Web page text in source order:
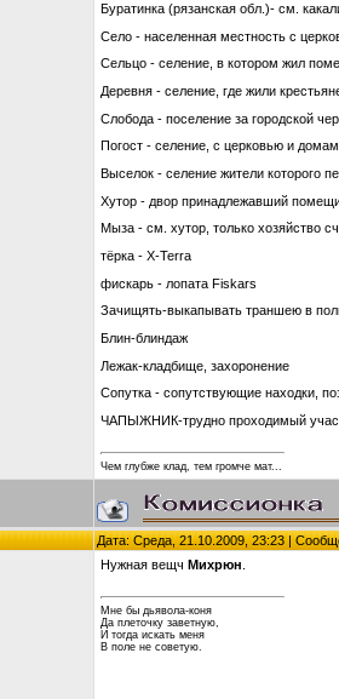
Буратинка (рязанская обл.)- см.
Село - населенная местность с
Сельцо - селение, в котором жил
Деревня - селение, где жили
Слобода - поселение за городской
Погост - селение, с церковью и
Выселок - селение жители которого
Хутор - двор принадлежавший
Мыза - см. хутор, только хозяйство
тёрка - X-Terra
фискарь - лопата Fiskars
Зачищять-выкапывать траншею в
Блин-блиндаж
Лежак-кладбище, захоронение
Сопутка - сопутствующие находки,
ЧАПЫЖНИК-трудно проходимый
Чем глубже клад, тем громче мат...
Дата: Среда, 21.10.2009, 23:23 |
Нужная вещч Михрюн
Мне бы дьявола-коня
Да плеточку заветную,
И тогда искать меня
В поле не советую.